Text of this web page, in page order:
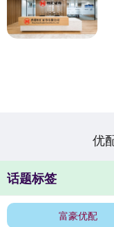
优
话题标签
富豪优配